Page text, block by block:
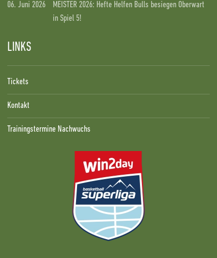
06. Juni 2026
MEISTER 2026: Hefte Helfen Bulls besiegen Oberwart
in Spiel 5!
LINKS
Tickets
Kontakt
Trainingstermine Nachwuchs